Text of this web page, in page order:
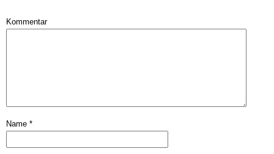
Kommentar
Name *